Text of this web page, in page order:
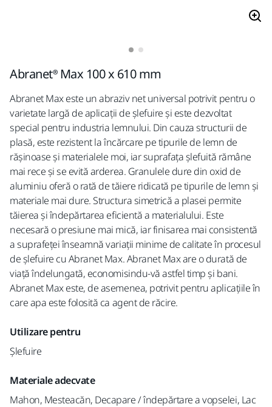
Abranet® Max 100 x 610 mm
Abranet Max este un abraziv net universal potrivit pentru o
varietate largă de aplicații de șlefuire și este dezvoltat
special pentru industria lemnului. Din cauza structurii de
plasă, este rezistent la încărcare pe tipurile de lemn de
rășinoase și materialele moi, iar suprafața șlefuită rămâne
mai rece și se evită arderea. Granulele dure din oxid de
aluminiu oferă o rată de tăiere ridicată pe tipurile de lemn și
materiale mai dure. Structura simetrică a plasei permite
tăierea și îndepărtarea eficientă a materialului. Este
necesară o presiune mai mică, iar finisarea mai consistentă
a suprafeței înseamnă variații minime de calitate în procesul
de șlefuire cu Abranet Max. Abranet Max are o durată de
viață îndelungată, economisindu-vă astfel timp și bani.
Abranet Max este, de asemenea, potrivit pentru aplicațiile în
care apa este folosită ca agent de răcire.
Utilizare pentru
Șlefuire
Materiale adecvate
Mahon, Mesteacăn, Decapare / îndepărtare a vopselei, Lac